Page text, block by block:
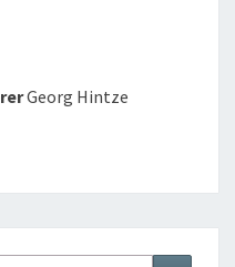
Georg Hintze